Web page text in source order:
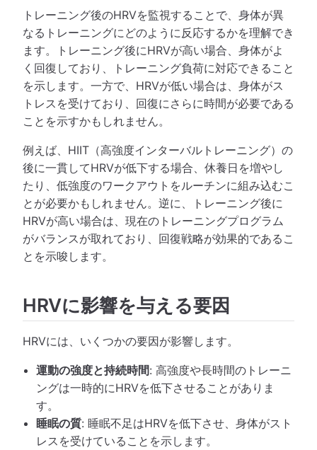
トレーニング後のHRVを監視することで、身体が異
なるトレーニングにどのように反応するかを理解でき
ます。トレーニング後にHRVが高い場合、身体がよ
く回復しており、トレーニング負荷に対応できること
を示します。一方で、HRVが低い場合は、身体がス
トレスを受けており、回復にさらに時間が必要である
ことを示すかもしれません。
例えば、HIIT（高強度インターバルトレーニング）の
後に一貫してHRVが低下する場合、休養日を増やし
たり、低強度のワークアウトをルーチンに組み込むこ
とが必要かもしれません。逆に、トレーニング後に
HRVが高い場合は、現在のトレーニングプログラム
がバランスが取れており、回復戦略が効果的であるこ
とを示唆します。
HRVに影響を与える要因
HRVには、いくつかの要因が影響します。
運動の強度と持続時間: 高強度や長時間のトレーニ
ングは一時的にHRVを低下させることがありま
す。
睡眠の質: 睡眠不足はHRVを低下させ、身体がスト
レスを受けていることを示します。